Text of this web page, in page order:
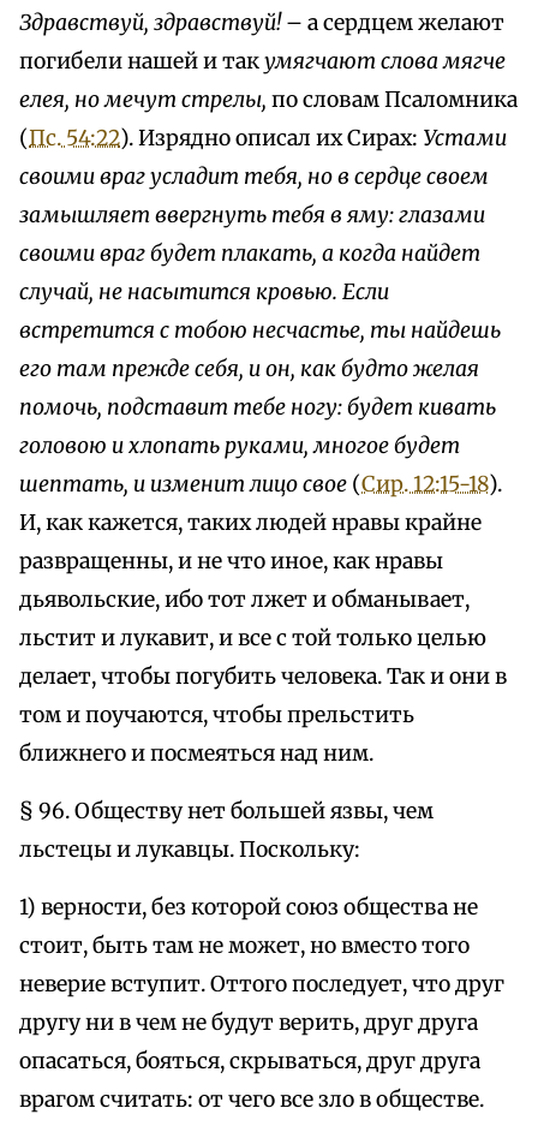
Здравствуй, здравствуй!– а сердцем желают
погибели нашей и такумягчают слова мягче
елея, но мечут стрелы, по словам Псаломника
(Пс. 54:22). Изрядно описал их Сирах: Устами
своими враг усладит тебя, но в сердце своем
замышляет ввергнуть тебя в яму: глазами
своими враг будет плакать, а когда найдет
случай, не насытится кровью. Если
встретится с тобою несчастье, ты найдешь
его там прежде себя, и он, как будто желая
помочь, подставит тебе ногу: будет кивать
головою и хлопать руками, многое будет
шептать, и изменит лицо свое (Сир. 12:15-18).
И, как кажется, таких людей нравы крайне
развращенны, и не что иное, как нравы
дьявольские, ибо тот лжет и обманывает,
льстит и лукавит, и все с той только целью
делает, чтобы погубить человека. Так и они в
том и поучаются, чтобы прельстить
ближнего и посмеяться над ним.
§ 96. Обществу нет большей язвы, чем
льстецы и лукавцы. Поскольку:
1) верности, без которой союз общества не
стоит, быть там не может, но вместо того
неверие вступит. Оттого последует, что друг
другу ни в чем не будут верить, друг друга
опасаться, бояться, скрываться, друг друга
врагом считать: от чего все зло в обществе.